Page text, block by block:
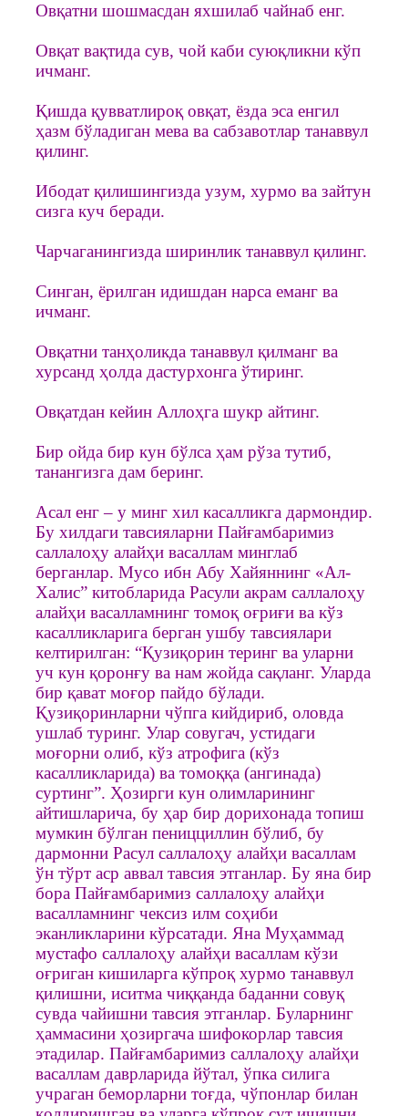
Овқатни шошмасдан яхшилаб чайнаб енг.
Овқат вақтида сув, чой каби суюқликни кўп
ичманг.
Қишда қувватлироқ овқат, ёзда эса енгил
ҳазм бўладиган мева ва сабзавотлар танаввул
қилинг.
Ибодат қилишингизда узум, хурмо ва зайтун
сизга куч беради.
Чарчаганингизда ширинлик танаввул қилинг.
Синган, ёрилган идишдан нарса еманг ва
ичманг.
Овқатни танҳоликда танаввул қилманг ва
хурсанд ҳолда дастурхонга ўтиринг.
Овқатдан кейин Аллоҳга шукр айтинг.
Бир ойда бир кун бўлса ҳам рўза тутиб,
танангизга дам беринг.
Асал енг – у минг хил касалликга дармондир.
Бу хилдаги тавсияларни Пайғамбаримиз
саллалоҳу алайҳи васаллам минглаб
берганлар. Мусо ибн Абу Хайяннинг «Ал-
Халис” китобларида Расули акрам саллалоҳу
алайҳи васалламнинг томоқ оғриғи ва кўз
касалликларига берган ушбу тавсиялари
келтирилган: “Қузиқорин теринг ва уларни
уч кун қоронғу ва нам жойда сақланг. Уларда
бир қават моғор пайдо бўлади.
Қузиқоринларни чўпга кийдириб, оловда
ушлаб туринг. Улар совугач, устидаги
моғорни олиб, кўз атрофига (кўз
касалликларида) ва томоққа (ангинада)
суртинг”. Ҳозирги кун олимларининг
айтишларича, бу ҳар бир дорихонада топиш
мумкин бўлган пеницциллин бўлиб, бу
дармонни Расул саллалоҳу алайҳи васаллам
ўн тўрт аср аввал тавсия этганлар. Бу яна бир
бора Пайғамбаримиз саллалоҳу алайҳи
васалламнинг чексиз илм соҳиби
эканликларини кўрсатади. Яна Муҳаммад
мустафо саллалоҳу алайҳи васаллам кўзи
оғриган кишиларга кўпроқ хурмо танаввул
қилишни, иситма чиққанда баданни совуқ
сувда чайишни тавсия этганлар. Буларнинг
ҳаммасини ҳозиргача шифокорлар тавсия
этадилар. Пайғамбаримиз саллалоҳу алайҳи
васаллам даврларида йўтал, ўпка силига
учраган беморларни тоғда, чўпонлар билан